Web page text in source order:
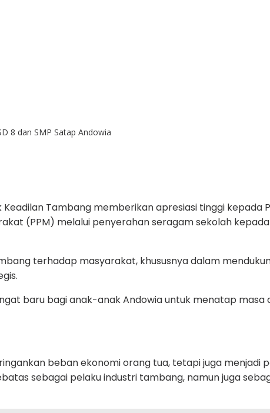
8 dan SMP Satap Andowia
Keadilan Tambang memberikan apresiasi tinggi kepada
(PPM) melalui penyerahan seragam sekolah kepada
terhadap masyarakat, khususnya dalam
baru bagi anak-anak Andowia untuk menatap
beban ekonomi orang tua, tetapi juga
sebagai pelaku industri tambang, namun juga